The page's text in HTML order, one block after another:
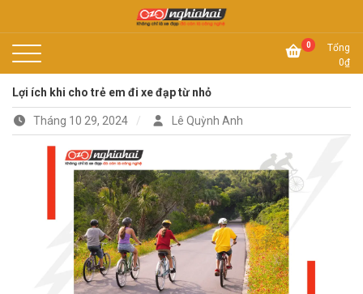
Xe đạp Nhật Nghĩa Hải 0
Tổng
0₫
Lợi ích khi cho trẻ em đi xe đạp từ nhỏ
Tháng 10 29, 2024 Lê Quỳnh Anh